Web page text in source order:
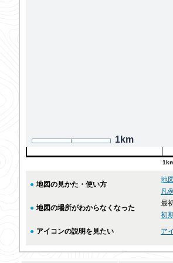
1km
● 地図の見かた・使い方
地
凡
● 地図の場所がわからなくなった
最
初
● アイコンの説明を見たい ア